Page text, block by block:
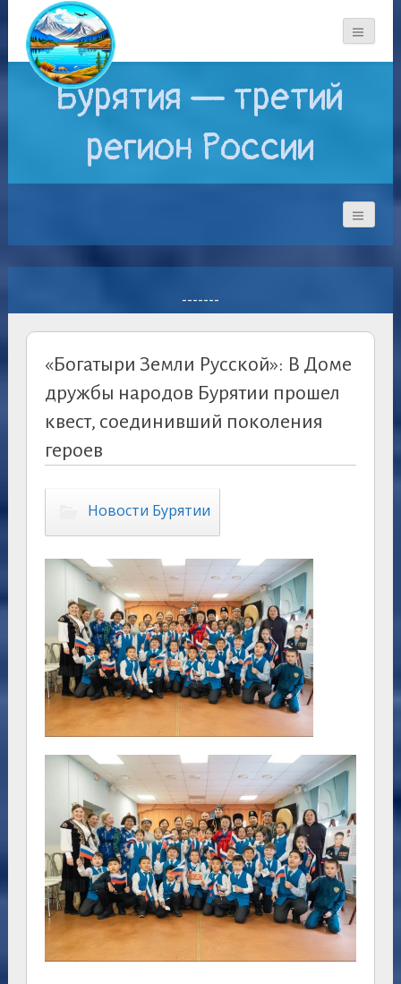
Бурятия — третий
регион России
-------
«Богатыри Земли Русской»: В Доме
дружбы народов Бурятии прошел
квест, соединивший поколения
героев
Новости Бурятии